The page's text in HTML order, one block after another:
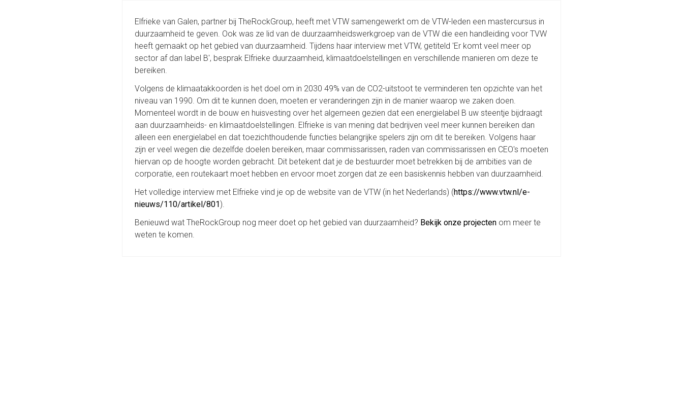
Elfrieke van Galen, partner bij TheRockGroup, heeft met VTW samengewerkt om de VTW-leden een mastercursus in
duurzaamheid te geven. Ook was ze lid van de duurzaamheidswerkgroep van de VTW die een handleiding voor TVW
heeft gemaakt op het gebied van duurzaamheid. Tijdens haar interview met VTW, getiteld 'Er komt veel meer op
sector af dan label B', besprak Elfrieke duurzaamheid, klimaatdoelstellingen en verschillende manieren om deze te
bereiken.
Volgens de klimaatakkoorden is het doel om in 2030 49% van de CO2-uitstoot te verminderen ten opzichte van het
niveau van 1990. Om dit te kunnen doen, moeten er veranderingen zijn in de manier waarop we zaken doen.
Momenteel wordt in de bouw en huisvesting over het algemeen gezien dat een energielabel B uw steentje bijdraagt
aan duurzaamheids- en klimaatdoelstellingen. Elfrieke is van mening dat bedrijven veel meer kunnen bereiken dan
alleen een energielabel en dat toezichthoudende functies belangrijke spelers zijn om dit te bereiken. Volgens haar
zijn er veel wegen die dezelfde doelen bereiken, maar commissarissen, raden van commissarissen en CEO's moeten
hiervan op de hoogte worden gebracht. Dit betekent dat je de bestuurder moet betrekken bij de ambities van de
corporatie, een routekaart moet hebben en ervoor moet zorgen dat ze een basiskennis hebben van duurzaamheid.
Het volledige interview met Elfrieke vind je op de website van de VTW (in het Nederlands) (https://www.vtw.nl/e-
nieuws/110/artikel/801).
Benieuwd wat TheRockGroup nog meer doet op het gebied van duurzaamheid? Bekijk onze projecten om meer te
weten te komen.